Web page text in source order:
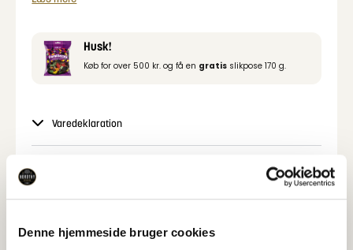
Denne hjemmeside bruger cookies
Husk!
Køb for over 500 kr. og få en gratis slikpose 170 g.
Varedeklaration